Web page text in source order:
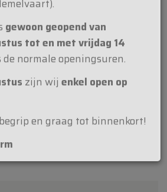
gesloten zijn op zaterdag 15
gewoon geopend van
tot en met vrijdag 14
de normale openingsuren.
en graag tot binnenkort!